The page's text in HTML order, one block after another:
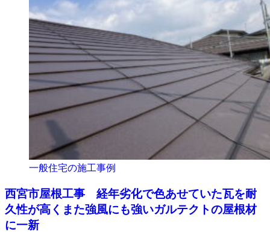
一般住宅の施工事例
西宮市屋根工事 経年劣化で色あせていた瓦を耐
久性が高くまた強風にも強いガルテクトの屋根材
に一新